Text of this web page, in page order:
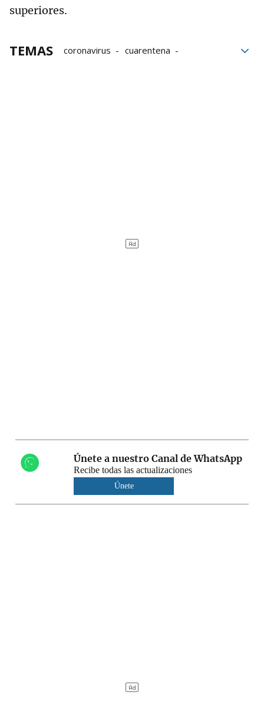
superiores.
TEMAS coronavirus
cuarentena
Únete a nuestro Canal de WhatsApp
Recibe todas las actualizaciones
Únete